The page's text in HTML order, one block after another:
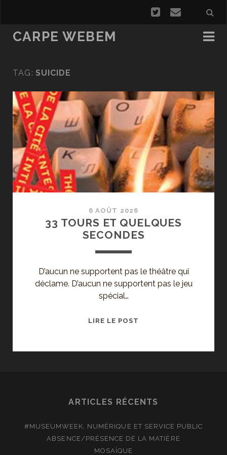
CARPE WEBEM
TAG: SUICIDE
6 AOÛT 2026
33 TOURS ET QUELQUES
SECONDES
D’aucun ne supportent pas le théâtre qui
déclame. D’aucun ne supportent pas le jeu
spécial…
LIRE LE POST
ARTICLES RÉCENTS
#MUSEUMWEEK, NUMÉRIQUE ET SERVICE PUBLIC
ABSENCE/PRÉSENCE DE LA MATIÈRE
MOSAÏQUE